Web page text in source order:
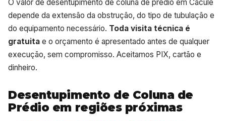
O valor de desentupimento de coluna de prédio em Caculé
depende da extensão da obstrução, do tipo de tubulação e
do equipamento necessário. Toda visita técnica é
gratuita e o orçamento é apresentado antes de qualquer
execução, sem compromisso. Aceitamos PIX, cartão e
dinheiro.
Desentupimento de Coluna de
Prédio em regiões próximas